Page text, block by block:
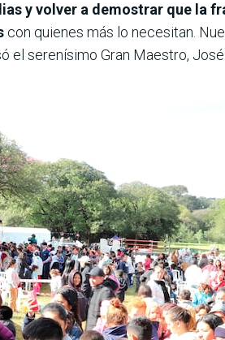
y volver a demostrar que la
con quienes más lo necesitan.
el serenísimo Gran Maestro,